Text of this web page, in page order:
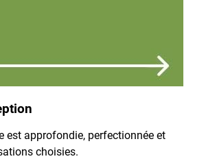
est approfondie, perfectionnée et
choisies.